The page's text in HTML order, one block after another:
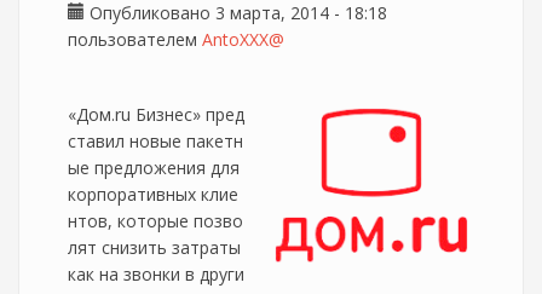
Опубликовано 3 марта, 2014 - 18:18
пользователем AntoXXX@
«Дом.ru Бизнес» пред
ставил новые пакетн
ые предложения для
корпоративных клие
нтов, которые позво
лят снизить затраты
как на звонки в други